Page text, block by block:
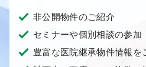
非公開物件のご紹介
セミナーや個別相談の参加
豊富な医院継承物件情報を